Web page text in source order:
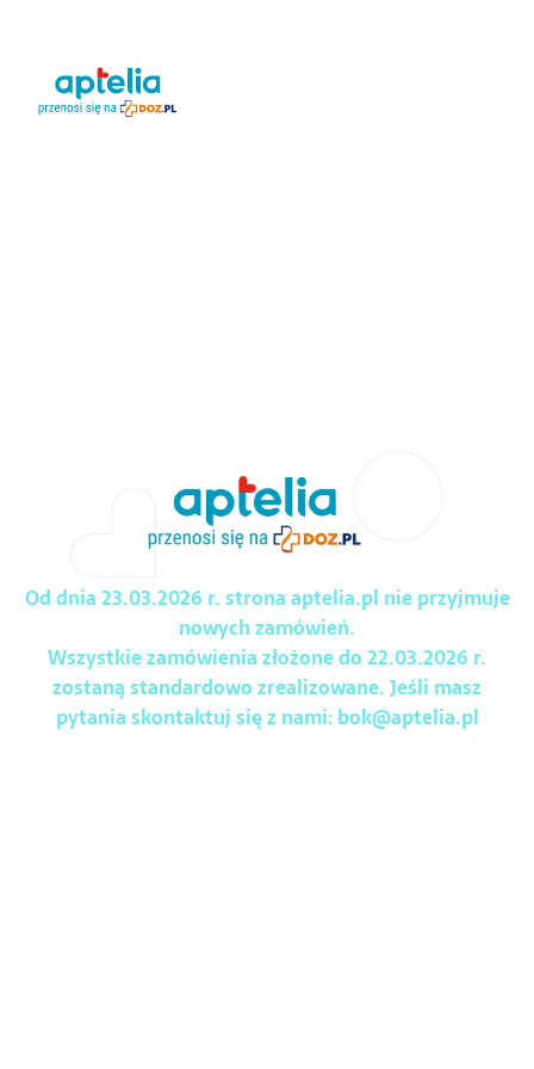
Od dnia 23.03.2026 r. strona aptelia.pl nie przyjmuje
nowych zamówień.
Wszystkie zamówienia złożone do 22.03.2026 r.
zostaną standardowo zrealizowane. Jeśli masz
pytania skontaktuj się z nami:bok@aptelia.pl